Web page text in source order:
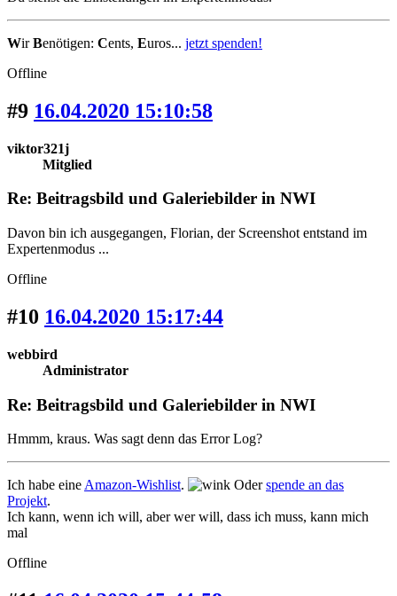
WirBenötigen: Cents, Euros... jetzt spenden!
Offline
#9 16.04.2020 15:10:58
viktor321j
Mitglied
Re: Beitragsbild und Galeriebilder in NWI
Davon bin ich ausgegangen, Florian, der Screenshot entstand im
Expertenmodus ...
Offline
#10 16.04.2020 15:17:44
webbird
Administrator
Re: Beitragsbild und Galeriebilder in NWI
Hmmm, kraus. Was sagt denn das Error Log?
Ich habe eine Amazon-Wishlist. Oderspende an das
Projekt.
Ich kann, wenn ich will, aber wer will, dass ich muss, kann mich
mal
Offline